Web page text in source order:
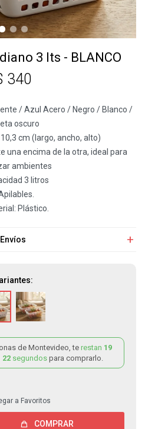
3 lts - BLANCO
340
/ Azul Acero / Negro / Blanco /
oscuro
cm (largo, ancho, alto)
una encima de la otra, ideal para
ambientes
3 litros
Plástico.
Envíos
de Montevideo, te restan 19
22 segundos para comprarlo.
COMPRAR